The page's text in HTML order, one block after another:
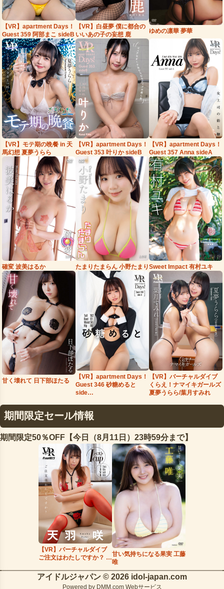
【VR】apartment Days！
Guest 359 阿部まこ sideB
【VR】白昼夢 僕に都合の
いいあの子の妄想 鹿
ゆめの凛華 夢華
【VR】モテ期の晩餐 in 天
馬幻想 夏夢うらら
【VR】apartment Days！
Guest 353 叶りか sideB
【VR】apartment Days！
Guest 357 Anna sideA
確変 波美はるか たまりたまらん 小野たまりSweet Impact 有村ユキ
甘く壊れて 日下部ほたる
【VR】apartment Days！
Guest 346 砂糖めると
side…
【VR】バーチャルダイブ
くらえ！ナマイキガールズ
夏夢うらら/葉月すみれ
期間限定セール情報
期間限定50％OFF【今日（8月11日）23時59分まで】
【VR】バーチャルダイブ
ご注文はわたしですか？ 天甘い気持ちになる果実 工藤
唯
Powered by DMM.com Webサービス
アイドルジャパン © 2026 idol-japan.com